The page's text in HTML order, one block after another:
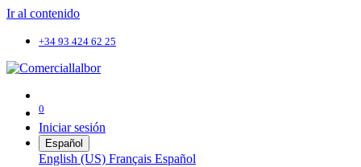
Ir al contenido
+34 93 424 62 25
0
Iniciar sesión
Español
English (US) Français Español